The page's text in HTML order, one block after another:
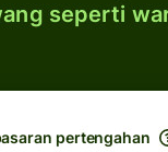
seperti
pertengahan